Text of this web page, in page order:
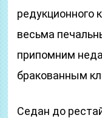
редукционного
весьма
припомним
бракованным
Седан до